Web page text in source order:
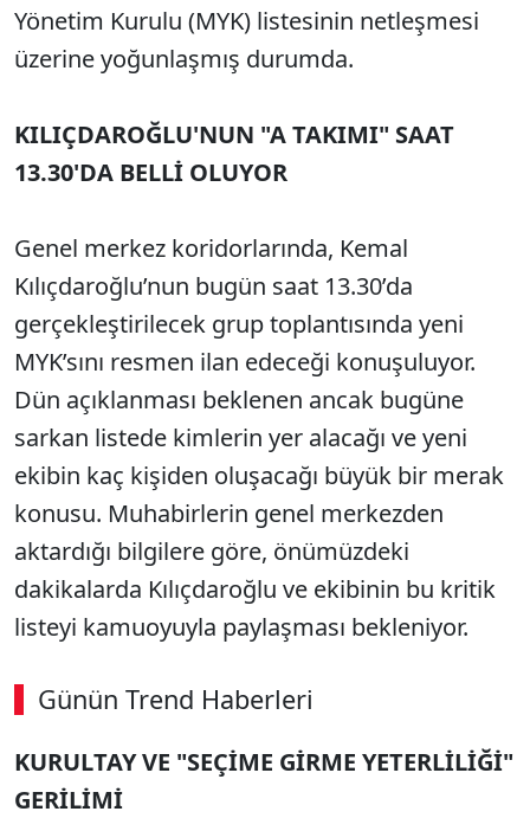
Yönetim Kurulu (MYK) listesinin netleşmesi
üzerine yoğunlaşmış durumda.
KILIÇDAROĞLU'NUN "A TAKIMI" SAAT
13.30'DA BELLİ OLUYOR
Genel merkez koridorlarında, Kemal
Kılıçdaroğlu’nun bugün saat 13.30’da
gerçekleştirilecek grup toplantısında yeni
MYK’sını resmen ilan edeceği konuşuluyor.
Dün açıklanması beklenen ancak bugüne
sarkan listede kimlerin yer alacağı ve yeni
ekibin kaç kişiden oluşacağı büyük bir merak
konusu. Muhabirlerin genel merkezden
aktardığı bilgilere göre, önümüzdeki
dakikalarda Kılıçdaroğlu ve ekibinin bu kritik
listeyi kamuoyuyla paylaşması bekleniyor.
Günün Trend Haberleri
KURULTAY VE "SEÇİME GİRME YETERLİLİĞİ"
GERİLİMİ